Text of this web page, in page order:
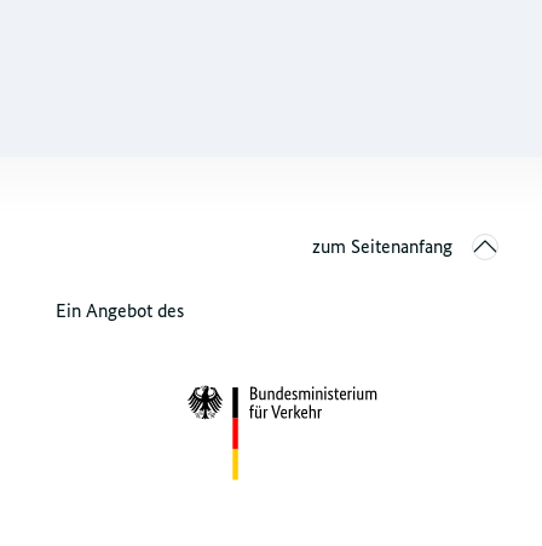
zum Seitenanfang
Ein Angebot des